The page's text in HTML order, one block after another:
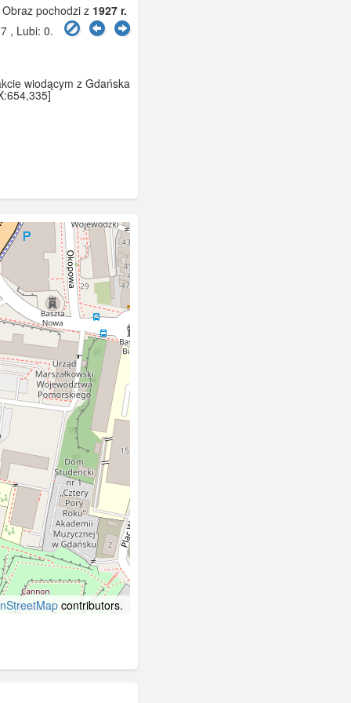
Obraz pochodzi z 1927 r.
, Lubi: 0.
wiodącym z Gdańska
contributors.